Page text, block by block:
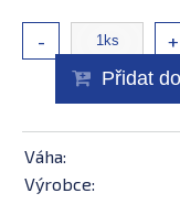
- +
Přidat
Váha:
Výrobce: